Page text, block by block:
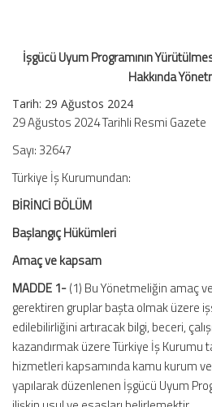
İşgücü Uyum Programının
Hakkında
Tarih: 29 Ağustos 2024
29 Ağustos 2024 Tarihli Resmi Gazete
Sayı: 32647
Türkiye İş Kurumundan:
BİRİNCİ BÖLÜM
Başlangıç Hükümleri
Amaç ve kapsam
MADDE 1-(1) Bu Yönetmeliğin amaç
gerektiren gruplar başta olmak üzere
edilebilirliğini artıracak bilgi, beceri,
kazandırmak üzere Türkiye İş Kurumu
hizmetleri kapsamında kamu kurum
yapılarak düzenlenen İşgücü Uyum